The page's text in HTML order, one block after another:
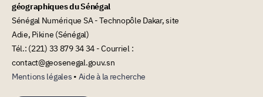
géographiques du Sénégal
Sénégal Numérique SA - Technopôle Dakar, site
Adie, Pikine (Sénégal)
Tél.: (221) 33 879 34 34 - Courriel :
contact@geosenegal.gouv.sn
Mentions légales • Aide à la recherche